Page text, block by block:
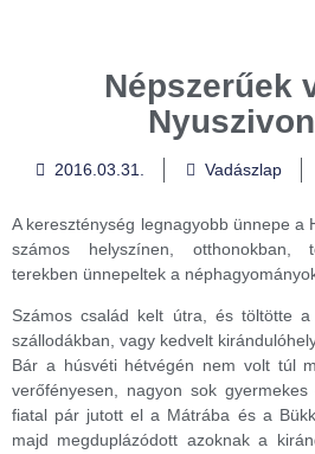
Népszerűek
2016.03.31. Vadászlap
A kereszténység legnagyobb ünnepe a
számos helyszínen, otthonokban,
terekben ünnepeltek a
Számos család kelt útra, és töltötte
szállodákban, vagy kedvelt
Bár a húsvéti hétvégén nem volt túl
verőfényesen, nagyon sok
fiatal pár jutott el a Mátrába és a
majd megduplázódott azoknak a